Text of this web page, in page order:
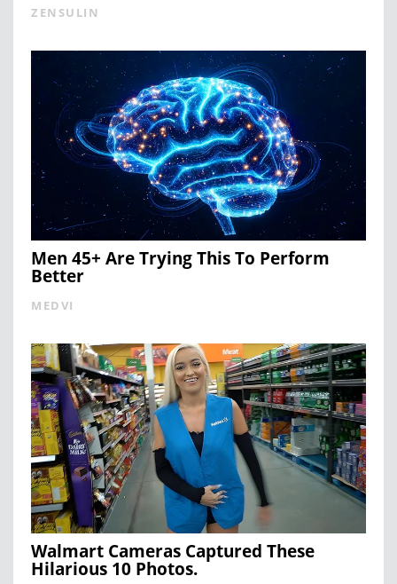
ZENSULIN
Men 45+ Are Trying This To Perform
Better
MEDVI
Walmart Cameras Captured These
Hilarious 10 Photos.